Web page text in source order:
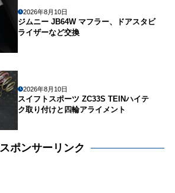
2026年8月10日
ジムニー JB64W マフラー、ドアスタビ
ライザーなど交換
2026年8月10日
スイフトスポーツ ZC33S TEINハイテ
ク取り付けと四輪アライメント
スポンサーリンク